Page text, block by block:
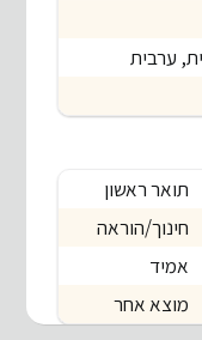
ערבית
תואר ראשון
חינוך/הוראה
אמיד
מוצא אחר